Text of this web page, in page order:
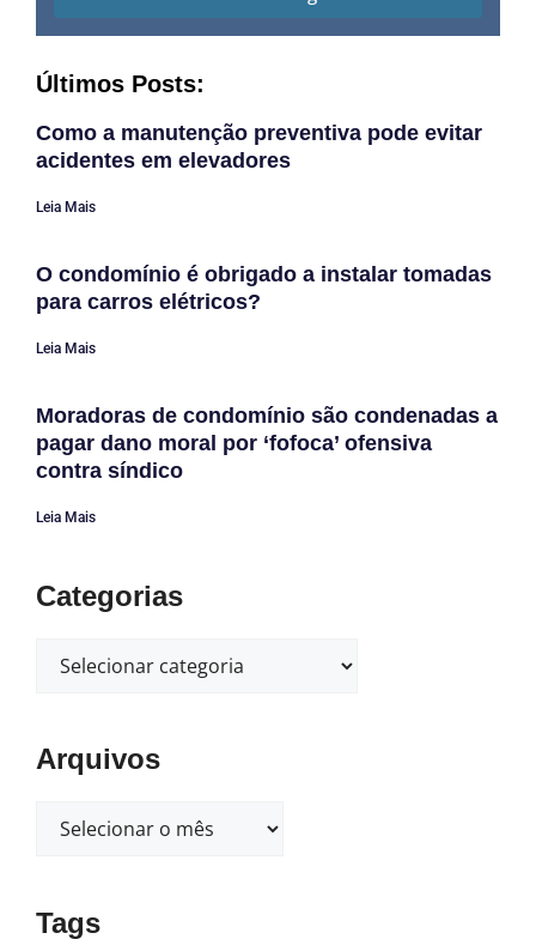
Últimos Posts:
Como a manutenção preventiva pode evitar
acidentes em elevadores
Leia Mais
O condomínio é obrigado a instalar tomadas
para carros elétricos?
Leia Mais
Moradoras de condomínio são condenadas a
pagar dano moral por ‘fofoca’ ofensiva
contra síndico
Leia Mais
Categorias
Arquivos
Tags